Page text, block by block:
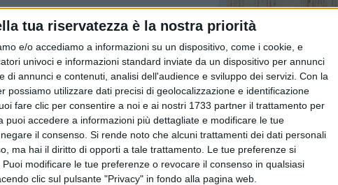
tua riservatezza è la nostra priorità
e/o accediamo a informazioni su un dispositivo, come i cookie, e
univoci e informazioni standard inviate da un dispositivo per annunci
di annunci e contenuti, analisi dell'audience e sviluppo dei servizi. Con la
possiamo utilizzare dati precisi di geolocalizzazione e identificazione
fare clic per consentire a noi e ai nostri 1733 partner il trattamento per
puoi accedere a informazioni più dettagliate e modificare le tue
il consenso. Si rende noto che alcuni trattamenti dei dati personali
ma hai il diritto di opporti a tale trattamento. Le tue preferenze si
modificare le tue preferenze o revocare il consenso in qualsiasi
clic sul pulsante "Privacy" in fondo alla pagina web.
di doppio tra Karol-Sachko e Latinovic-
passano agli ottavi Ribecai,
anche Forti, Bondioli. Oggi in
di doppio
e Agostini Carboni. Nulla da fare per Forti e